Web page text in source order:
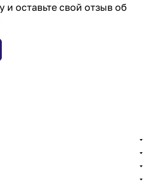
и оставьте свой отзыв об